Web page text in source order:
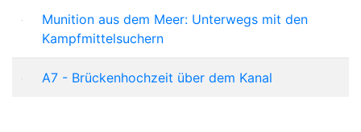
Munition aus dem Meer: Unterwegs mit den
Kampfmittelsuchern
A7 - Brückenhochzeit über dem Kanal